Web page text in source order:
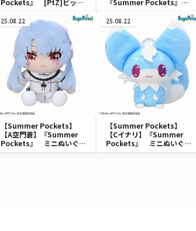
Pockets』 [PtZ]ビッグ
『Summer Pockets』
ンド
25.08.22
【Summer Pockets】
【A空門蒼】『Summer
Pockets』 ミニぬいぐる
みVol.2（EX）
25.08.22
【Summer Pockets】
【Cイナリ】『Summer
Pockets』 ミニぬいぐる
みVol.2（EX）